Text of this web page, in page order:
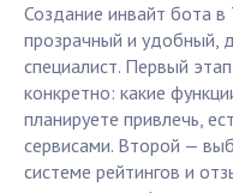
Создание инвайт бота
прозрачный и удобный,
специалист. Первый
конкретно: какие
планируете привлечь,
сервисами. Второй —
системе рейтингов и